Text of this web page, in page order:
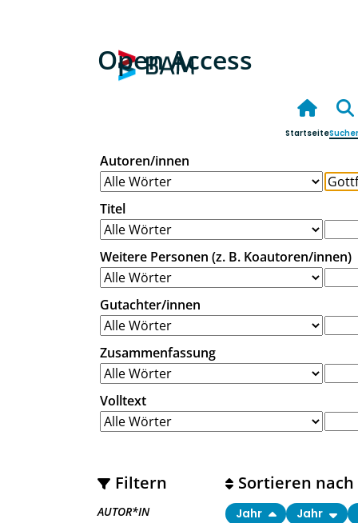
Open Access
Startseite
Autoren/innen
Titel
Weitere Personen (z. B. Koautoren/innen)
Gutachter/innen
Zusammenfassung
Volltext
Filtern
AUTOR*IN
Sortieren nach
Jahr Jahr